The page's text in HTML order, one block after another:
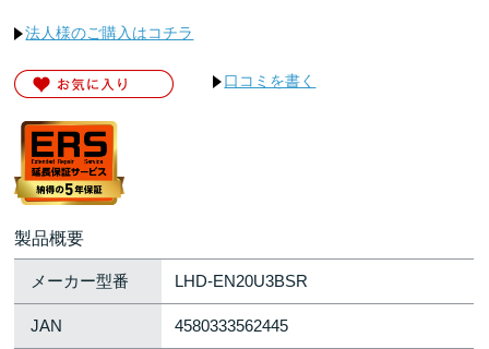
法人様のご購入はコチラ
口コミを書く
製品概要
メーカー型番 LHD-EN20U3BSR
JAN 4580333562445